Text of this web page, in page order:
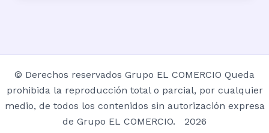
© Derechos reservados Grupo EL COMERCIO Queda
prohibida la reproducción total o parcial, por cualquier
medio, de todos los contenidos sin autorización expresa
de Grupo EL COMERCIO. 2026